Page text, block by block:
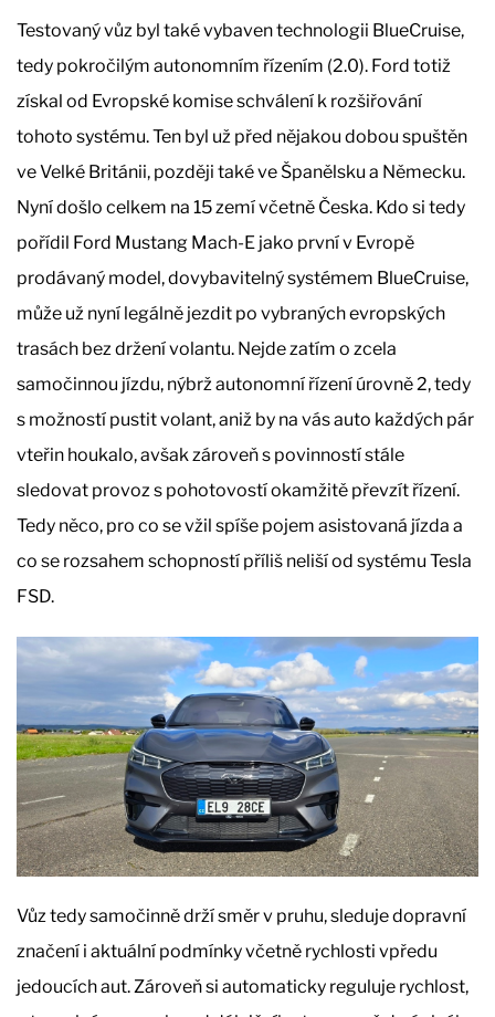
Testovaný vůz byl také vybaven technologii BlueCruise,
tedy pokročilým autonomním řízením (2.0). Ford totiž
získal od Evropské komise schválení k rozšiřování
tohoto systému. Ten byl už před nějakou dobou spuštěn
ve Velké Británii, později také ve Španělsku a Německu.
Nyní došlo celkem na 15 zemí včetně Česka. Kdo si tedy
pořídil Ford Mustang Mach-E jako první v Evropě
prodávaný model, dovybavitelný systémem BlueCruise,
může už nyní legálně jezdit po vybraných evropských
trasách bez držení volantu. Nejde zatím o zcela
samočinnou jízdu, nýbrž autonomní řízení úrovně 2, tedy
s možností pustit volant, aniž by na vás auto každých pár
vteřin houkalo, avšak zároveň s povinností stále
sledovat provoz s pohotovostí okamžitě převzít řízení.
Tedy něco, pro co se vžil spíše pojem asistovaná jízda a
co se rozsahem schopností příliš neliší od systému Tesla
FSD.
Vůz tedy samočinně drží směr v pruhu, sleduje dopravní
značení i aktuální podmínky včetně rychlosti vpředu
jedoucích aut. Zároveň si automaticky reguluje rychlost,